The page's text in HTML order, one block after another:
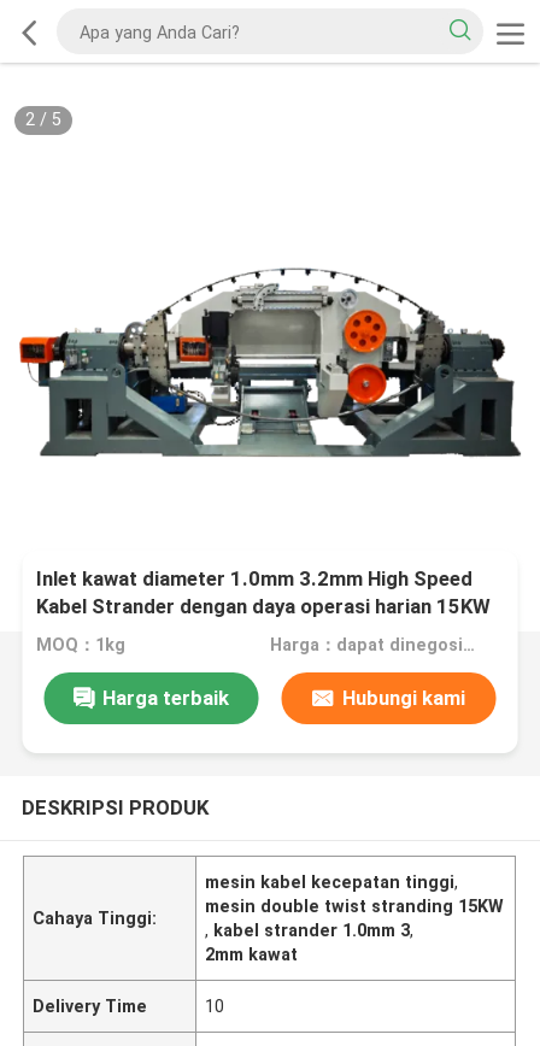
2/ 5
Inlet kawat diameter 1.0mm 3.2mm High Speed
Kabel Strander dengan daya operasi harian 15KW
untuk pembuatan kabel
MOQ：1kg Harga：dapat dinegosiasikan
Harga terbaik Hubungi kami
DESKRIPSI PRODUK
Cahaya Tinggi:
mesin kabel kecepatan tinggi,
mesin double twist stranding 15KW
, kabel strander 1.0mm 3,
2mm kawat
Delivery Time 10